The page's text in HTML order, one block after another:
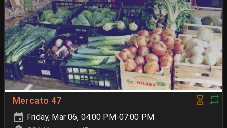
Mercato 47
Friday, Mar 06, 04:00 PM-07:00 PM